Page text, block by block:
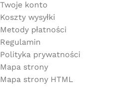
Twoje konto
Koszty wysyłki
Metody płatności
Regulamin
Polityka prywatności
Mapa strony
Mapa strony HTML